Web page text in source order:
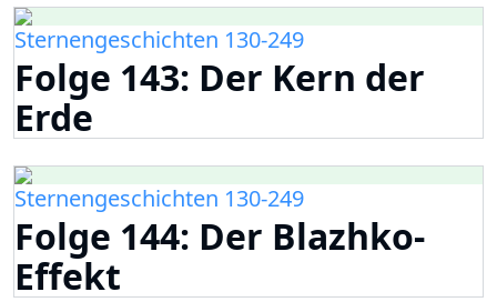
Sternengeschichten 130-249
Folge 143: Der Kern der
Erde
Sternengeschichten 130-249
Folge 144: Der Blazhko-
Effekt